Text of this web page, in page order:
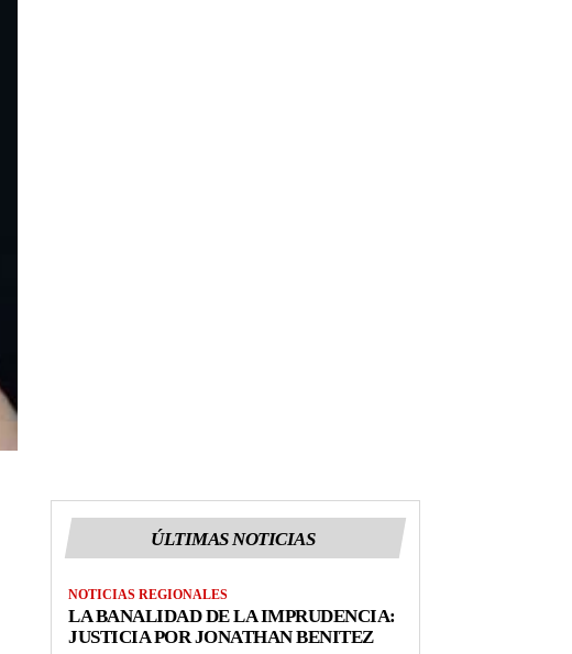
ÚLTIMAS NOTICIAS
NOTICIAS REGIONALES
LA BANALIDAD DE LA IMPRUDENCIA:
JUSTICIA POR JONATHAN BENITEZ